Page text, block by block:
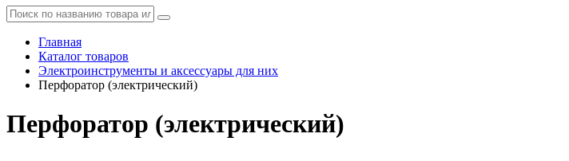
Главная
Каталог товаров
Электроинструменты и аксессуары для них
Перфоратор (электрический)
Перфоратор (электрический)